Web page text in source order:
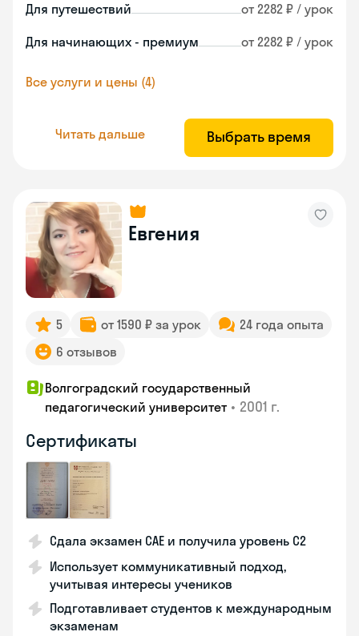
Для путешествий от 2282 ₽ / урок
Для начинающих - премиум от 2282 ₽ / урок
Все услуги и цены (4)
Читать дальше Выбрать время
Евгения
5 от 1590 ₽ за урок
24 года опыта
6 отзывов
Волгоградский государственный
педагогический университет • 2001 г.
Сертификаты
Сдала экзамен CAE и получила уровень С2
Использует коммуникативный подход,
учитывая интересы учеников
Подготавливает студентов к международным
экзаменам